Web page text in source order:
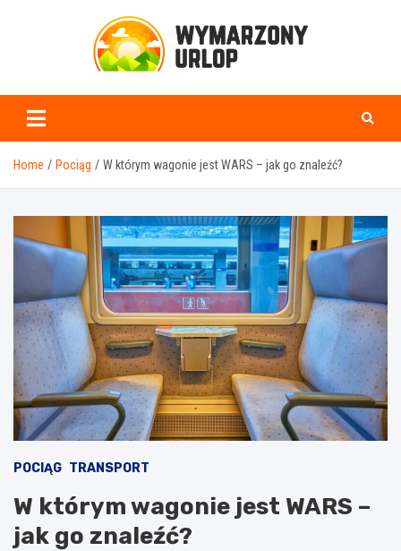
Home Pociąg W którym wagonie jest WARS – jak go znaleźć?
POCIĄG TRANSPORT
W którym wagonie jest WARS –
jak go znaleźć?